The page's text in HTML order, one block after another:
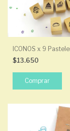
ICONOS x 9
$13.650